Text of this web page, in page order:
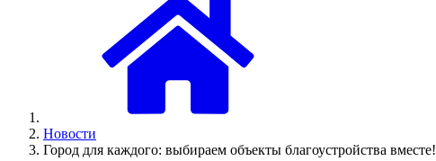
Новости
Город для каждого: выбираем объекты благоустройства вместе!